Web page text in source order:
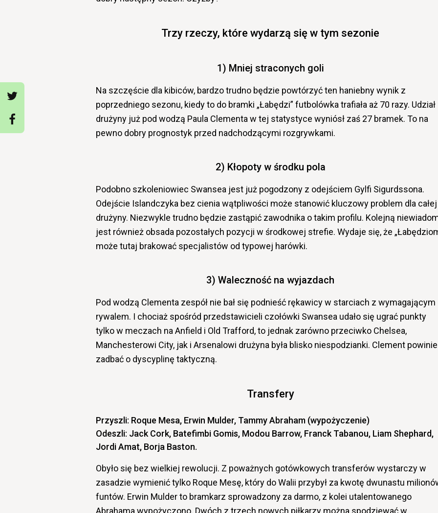
Trzy rzeczy, które wydarzą się w tym sezonie
1) Mniej straconych goli
Na szczęście dla kibiców, bardzo trudno będzie powtórzyć ten haniebny wynik z
poprzedniego sezonu, kiedy to do bramki „Łabędzi” futbolówka trafiała aż 70 razy. Udział
drużyny już pod wodzą Paula Clementa w tej statystyce wyniósł zaś 27 bramek. To na
pewno dobry prognostyk przed nadchodzącymi rozgrywkami.
2) Kłopoty w środku pola
Podobno szkoleniowiec Swansea jest już pogodzony z odejściem Gylfi Sigurdssona.
Odejście Islandczyka bez cienia wątpliwości może stanowić kluczowy problem dla całej
drużyny. Niezwykle trudno będzie zastąpić zawodnika o takim profilu. Kolejną
jest również obsada pozostałych pozycji w środkowej strefie. Wydaje się, że
może tutaj brakować specjalistów od typowej harówki.
3) Waleczność na wyjazdach
Pod wodzą Clementa zespół nie bał się podnieść rękawicy w starciach z wymagającym
rywalem. I chociaż spośród przedstawicieli czołówki Swansea udało się ugrać punkty
tylko w meczach na Anfield i Old Trafford, to jednak zarówno przeciwko Chelsea,
Manchesterowi City, jak i Arsenalowi drużyna była blisko niespodzianki. Clement
zadbać o dyscyplinę taktyczną.
Transfery
Przyszli: Roque Mesa, Erwin Mulder, Tammy Abraham (wypożyczenie)
Odeszli: Jack Cork, Batefimbi Gomis, Modou Barrow, Franck Tabanou, Liam Shephard,
Jordi Amat, Borja Baston.
Obyło się bez wielkiej rewolucji. Z poważnych gotówkowych transferów wystarczy w
zasadzie wymienić tylko Roque Mesę, który do Walii przybył za kwotę dwunastu
funtów. Erwin Mulder to bramkarz sprowadzony za darmo, z kolei utalentowanego
Abrahama wypożyczono. Dwóch z trzech nowych piłkarzy można spodziewać w